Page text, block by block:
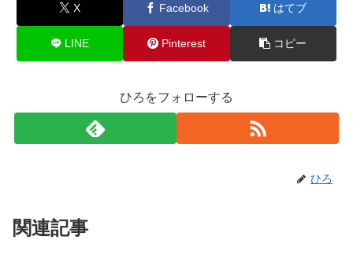
X Facebook はてブ
LINE Pinterest コピー
ひろをフォローする
ひろ
関連記事